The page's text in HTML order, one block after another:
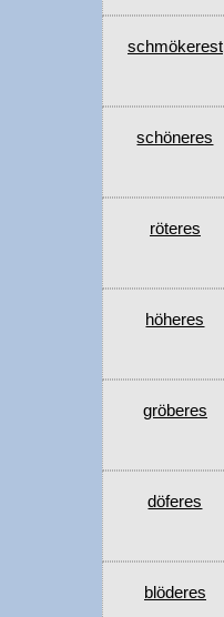
schmökerest
schöneres
röteres
höheres
gröberes
döferes
blöderes